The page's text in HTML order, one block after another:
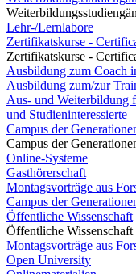
Lehr-/Lernlabore
Zertifikatskurse -
Zertifikatskurse -
Ausbildung zum Coach
Ausbildung zum/zur
Aus- und Weiterbildung
und Studieninteressierte
Campus der
Campus der
Online-Systeme
Gasthörerschaft
Montagsvorträge aus
Campus der
Öffentliche Wissenschaft
Öffentliche Wissenschaft
Montagsvorträge aus
Open University